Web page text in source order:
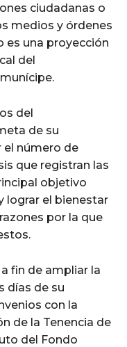
ciudadanas o
medios y órdenes
es una proyección
del
del
de su
el número de
que registran las
objetivo
lograr el bienestar
por la que
fin de ampliar la
días de su
con la
de la Tenencia de
del Fondo